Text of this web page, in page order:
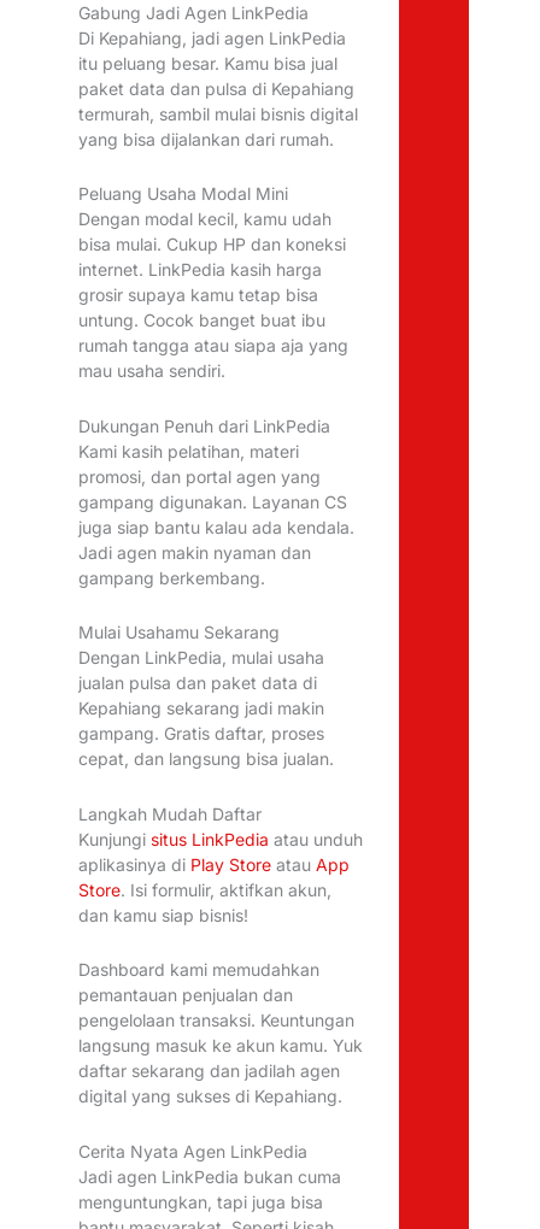
Gabung Jadi Agen LinkPedia
Di Kepahiang, jadi agen LinkPedia
itu peluang besar. Kamu bisa jual
paket data dan pulsa di Kepahiang
termurah, sambil mulai bisnis digital
yang bisa dijalankan dari rumah.
Peluang Usaha Modal Mini
Dengan modal kecil, kamu udah
bisa mulai. Cukup HP dan koneksi
internet. LinkPedia kasih harga
grosir supaya kamu tetap bisa
untung. Cocok banget buat ibu
rumah tangga atau siapa aja yang
mau usaha sendiri.
Dukungan Penuh dari LinkPedia
Kami kasih pelatihan, materi
promosi, dan portal agen yang
gampang digunakan. Layanan CS
juga siap bantu kalau ada kendala.
Jadi agen makin nyaman dan
gampang berkembang.
Mulai Usahamu Sekarang
Dengan LinkPedia, mulai usaha
jualan pulsa dan paket data di
Kepahiang sekarang jadi makin
gampang. Gratis daftar, proses
cepat, dan langsung bisa jualan.
Langkah Mudah Daftar
Kunjungi situs LinkPedia atau unduh
aplikasinya di Play Storeatau App
Store. Isi formulir, aktifkan akun,
dan kamu siap bisnis!
Dashboard kami memudahkan
pemantauan penjualan dan
pengelolaan transaksi. Keuntungan
langsung masuk ke akun kamu. Yuk
daftar sekarang dan jadilah agen
digital yang sukses di Kepahiang.
Cerita Nyata Agen LinkPedia
Jadi agen LinkPedia bukan cuma
menguntungkan, tapi juga bisa